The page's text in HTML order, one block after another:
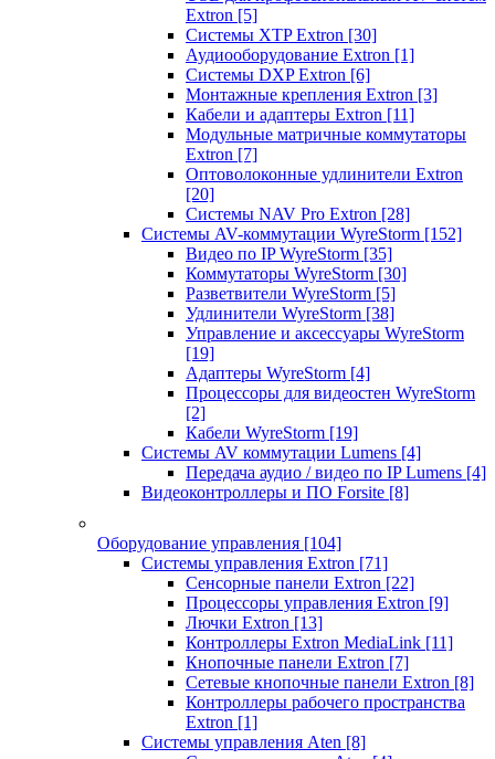
Extron [5]
Системы XTP Extron [30]
Аудиооборудование Extron [1]
Системы DXP Extron [6]
Монтажные крепления Extron [3]
Кабели и адаптеры Extron [11]
Модульные матричные коммутаторы
Extron [7]
Оптоволоконные удлинители Extron
[20]
Системы NAV Pro Extron [28]
Системы AV-коммутации WyreStorm [152]
Видео по IP WyreStorm [35]
Коммутаторы WyreStorm [30]
Разветвители WyreStorm [5]
Удлинители WyreStorm [38]
Управление и аксессуары WyreStorm
[19]
Адаптеры WyreStorm [4]
Процессоры для видеостен WyreStorm
[2]
Кабели WyreStorm [19]
Системы AV коммутации Lumens [4]
Передача аудио / видео по IP Lumens [4]
Видеоконтроллеры и ПО Forsite [8]
Оборудование управления [104]
Системы управления Extron [71]
Сенсорные панели Extron [22]
Процессоры управления Extron [9]
Лючки Extron [13]
Контроллеры Extron MediaLink [11]
Кнопочные панели Extron [7]
Сетевые кнопочные панели Extron [8]
Контроллеры рабочего пространства
Extron [1]
Системы управления Aten [8]